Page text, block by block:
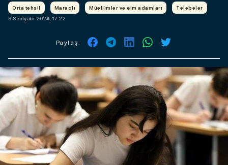
Orta təhsil Maraqlı Müəllimlər və elm adamları
Tələbələr
3 Sentyabr 2024, 17:22
Paylaş: